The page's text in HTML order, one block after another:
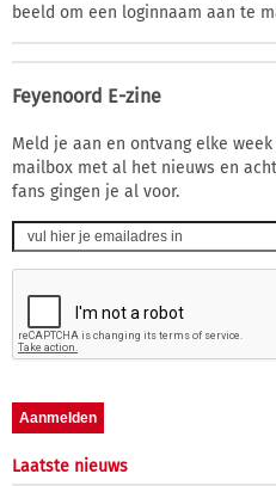
beeld om een loginnaam aan te
Feyenoord E-zine
Meld je aan en ontvang elke
mailbox met al het nieuws en
fans gingen je al voor.
Laatste nieuws